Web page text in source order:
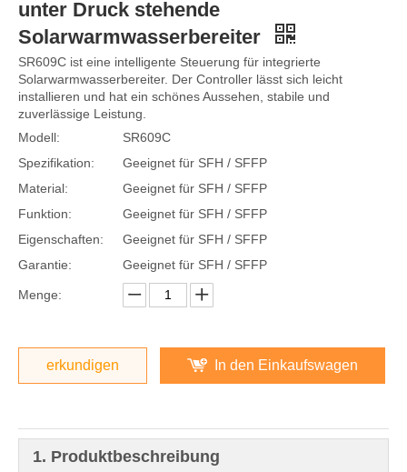
unter Druck stehende
Solarwarmwasserbereiter
SR609C ist eine intelligente Steuerung für integrierte
Solarwarmwasserbereiter. Der Controller lässt sich leicht
installieren und hat ein schönes Aussehen, stabile und
zuverlässige Leistung.
Modell:
SR609C
Spezifikation:
Geeignet für SFH / SFFP
Material:
Geeignet für SFH / SFFP
Funktion:
Geeignet für SFH / SFFP
Eigenschaften:
Geeignet für SFH / SFFP
Garantie:
Geeignet für SFH / SFFP
Menge:
erkundigen In den Einkaufswagen
1. Produktbeschreibung